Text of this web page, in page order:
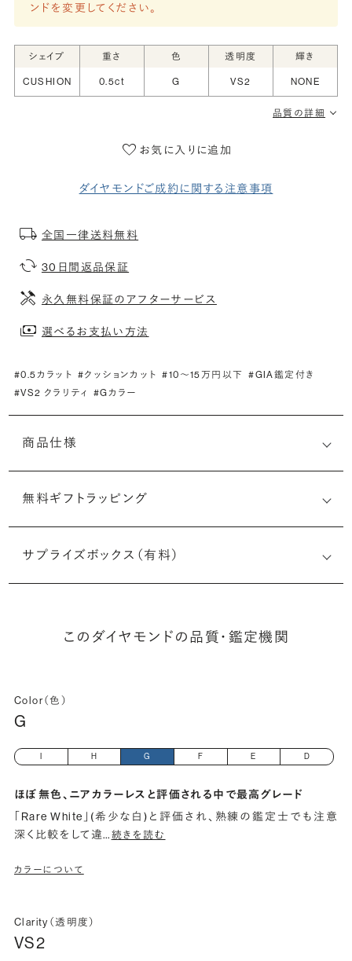
ンドを変更してください。
シェイプ 重さ 色 透明度 輝き
CUSHION 0.5ct G VS2 NONE
品質の詳細
お気に入りに追加
ダイヤモンドご成約に関する注意事項
全国一律送料無料
30日間返品保証
永久無料保証のアフターサービス
選べるお支払い方法
#0.5カラット #クッションカット #10〜15万円以下 #GIA鑑定付き
#VS2 クラリティ
#Gカラー
商品仕様
無料ギフトラッピング
サプライズボックス（有料）
このダイヤモンドの品質・鑑定機関
Color（色）
G
H G F E D
ほぼ無色、ニアカラーレスと評価される中で最高グレード
「Rare White」(希少な白)と評価され、熟練の鑑定士でも注意
深く比較をして違… 続きを読む
カラーについて
Clarity（透明度）
VS2